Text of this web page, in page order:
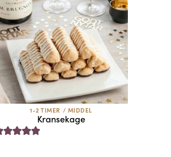
1-2 TIMER / MIDDEL
Kransekage